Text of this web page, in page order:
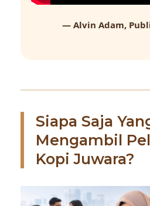
— Alvin Adam,
Siapa Saja
Mengambil
Kopi Juwara?